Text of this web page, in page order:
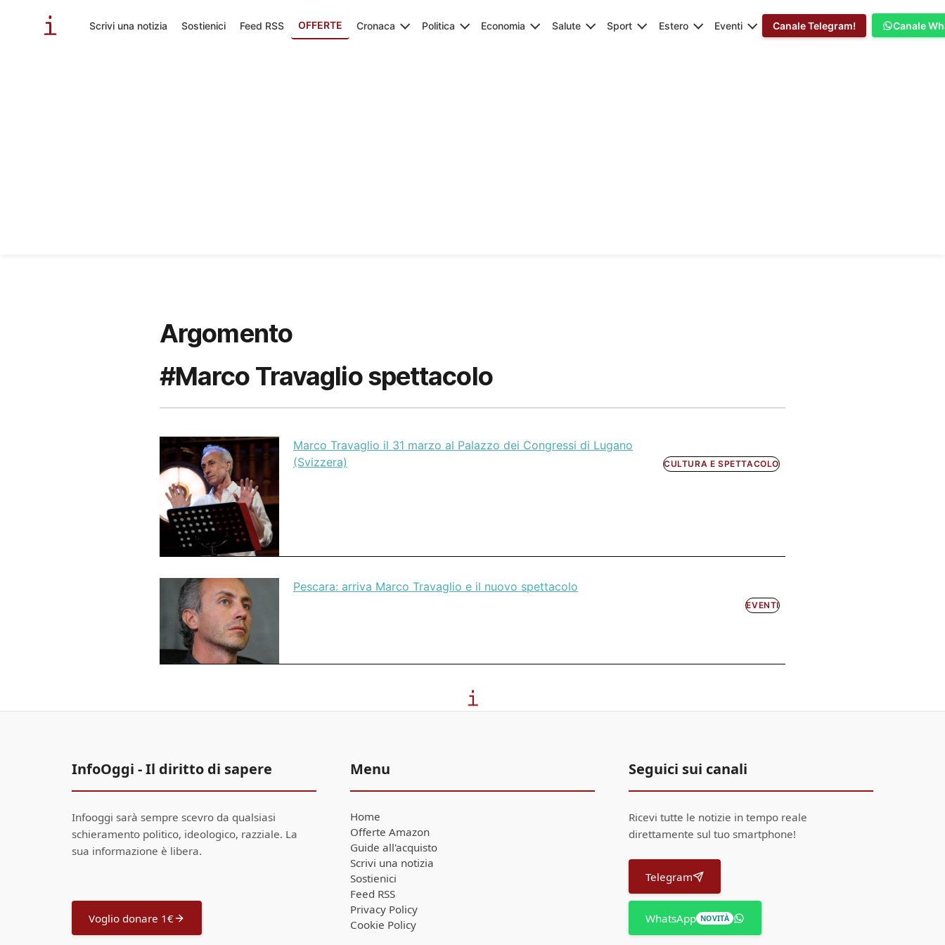
Scrivi una notizia Sostienici Feed RSS OFFERTE Cronaca Politica Economia Salute Sport Estero Eventi Canale Telegram! Canale
Argomento
#Marco Travaglio spettacolo
Marco Travaglio il 31 marzo al Palazzo dei Congressi di Lugano
(Svizzera)
CULTURA E SPETTACOLO
Pescara: arriva Marco Travaglio e il nuovo spettacolo
EVENTI
InfoOggi - Il diritto di sapere
Infooggi sarà sempre scevro da qualsiasi
schieramento politico, ideologico, razziale. La
sua informazione è libera.
Voglio donare 1€
Menu
Home
Offerte Amazon
Guide all'acquisto
Scrivi una notizia
Sostienici
Feed RSS
Privacy Policy
Cookie Policy
Seguici sui canali
Ricevi tutte le notizie in tempo reale
direttamente sul tuo smartphone!
Telegram
WhatsApp NOVITÀ